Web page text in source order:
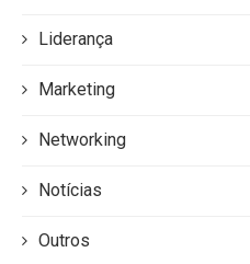
Liderança
Marketing
Networking
Notícias
Outros